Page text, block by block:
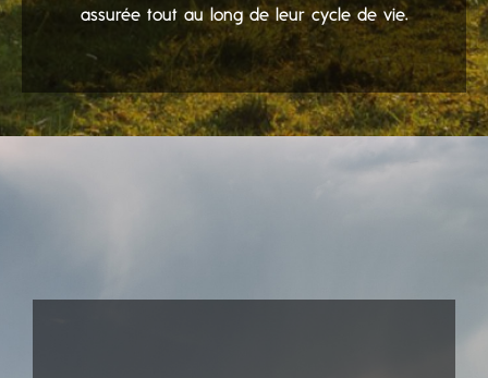
assurée tout au long de leur cycle de vie.